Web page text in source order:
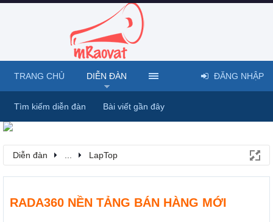
Diễn đàn LapTop
RADA360 NỀN TẢNG BÁN HÀNG MỚI
TRANG CHỦ DIỄN ĐÀN
Tìm kiếm diễn đàn Bài viết gần đây
ĐĂNG NHẬP